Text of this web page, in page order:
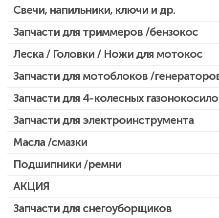
Запчасти для бензопил Oleo-mac, Echo и др.
Свечи, напильники, ключи и др.
Запчасти для триммеров /бензокос
Запчасти для Китайских триммеров
Леска / Головки / Ножи для мотокос
Запчасти для мотоблоков /
Запчасти для 4-колесных
Запчасти для электроинструмента
Двигатели, редукторы для шуруповертов
Выключатели, переключатели
Запчасти для перфораторов и отбойных молотков
Запчасти для УШМ (болгарок)
Масла /смазки
Подшипники /ремни
АКЦИЯ
Скидка 50%
Запчасти для снегоуборщиков